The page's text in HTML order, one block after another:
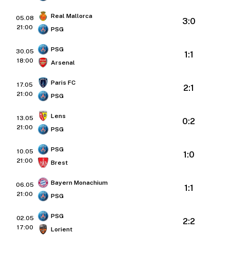
05.08
21:00
Real Mallorca
PSG
3:0
30.05
18:00
PSG
Arsenal
1:1
17.05
21:00
Paris FC
PSG
2:1
13.05
21:00
Lens
PSG
0:2
10.05
21:00
PSG
Brest
1:0
06.05
21:00
Bayern Monachium
PSG
1:1
02.05
17:00
PSG
Lorient
2:2